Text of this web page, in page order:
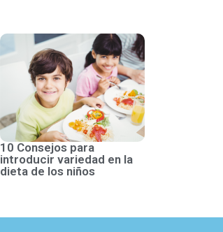
10 Consejos para
introducir variedad en la
dieta de los niños